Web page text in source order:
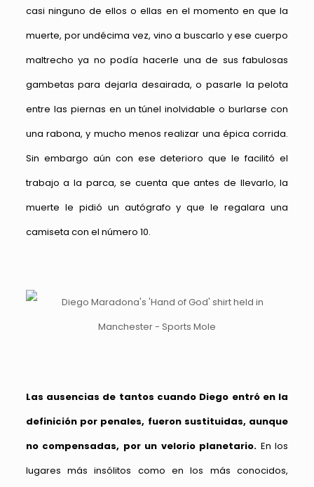
casi ninguno de ellos o ellas en el momento en que la
muerte, por undécima vez, vino a buscarlo y ese cuerpo
maltrecho ya no podía hacerle una de sus fabulosas
gambetas para dejarla desairada, o pasarle la pelota
entre las piernas en un túnel inolvidable o burlarse con
una rabona, y mucho menos realizar una épica corrida.
Sin embargo aún con ese deterioro que le facilitó el
trabajo a la parca, se cuenta que antes de llevarlo, la
muerte le pidió un autógrafo y que le regalara una
camiseta con el número 10.
Las ausencias de tantos cuando Diego entró en la
definición por penales, fueron sustituidas, aunque
no compensadas, por un velorio planetario. En los
lugares más insólitos como en los más conocidos,